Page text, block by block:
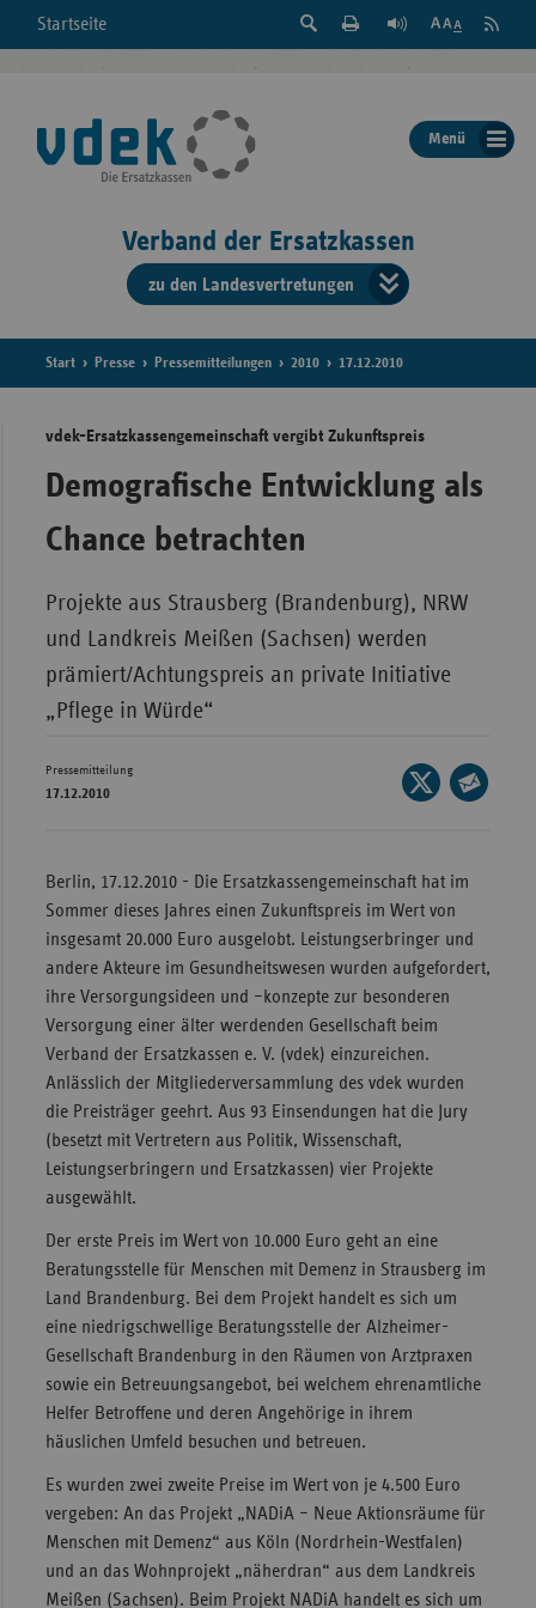
Startseite
Suche
der
Seite
Feed
Menü
Verband der Ersatzkassen
zu den Landesvertretungen
der
Hessen
Start Presse Pressemitteilungen 2010 17.12.2010
vdek-Ersatzkassengemeinschaft vergibt Zukunftspreis
Demografische Entwicklung als
Chance betrachten
Projekte aus Strausberg (Brandenburg), NRW
und Landkreis Meißen (Sachsen) werden
prämiert/Achtungspreis an private Initiative
„Pflege in Würde“
Pressemitteilung
17.12.2010
Seite
auf
teilen
Berlin, 17.12.2010 - Die Ersatzkassengemeinschaft hat im
Sommer dieses Jahres einen Zukunftspreis im Wert von
insgesamt 20.000 Euro ausgelobt. Leistungserbringer und
andere Akteure im Gesundheitswesen wurden aufgefordert,
ihre Versorgungsideen und –konzepte zur besonderen
Versorgung einer älter werdenden Gesellschaft beim
Verband der Ersatzkassen e. V. (vdek) einzureichen.
Anlässlich der Mitgliederversammlung des vdek wurden
die Preisträger geehrt. Aus 93 Einsendungen hat die Jury
(besetzt mit Vertretern aus Politik, Wissenschaft,
Leistungserbringern und Ersatzkassen) vier Projekte
ausgewählt.
Der erste Preis im Wert von 10.000 Euro geht an eine
Beratungsstelle für Menschen mit Demenz in Strausberg im
Land Brandenburg. Bei dem Projekt handelt es sich um
eine niedrigschwellige Beratungsstelle der Alzheimer-
Gesellschaft Brandenburg in den Räumen von Arztpraxen
sowie ein Betreuungsangebot, bei welchem ehrenamtliche
Helfer Betroffene und deren Angehörige in ihrem
häuslichen Umfeld besuchen und betreuen.
Es wurden zwei zweite Preise im Wert von je 4.500 Euro
vergeben: An das Projekt „NADiA – Neue Aktionsräume für
Menschen mit Demenz“ aus Köln (Nordrhein-Westfalen)
und an das Wohnprojekt „näherdran“ aus dem Landkreis
Meißen (Sachsen). Beim Projekt NADiA handelt es sich um